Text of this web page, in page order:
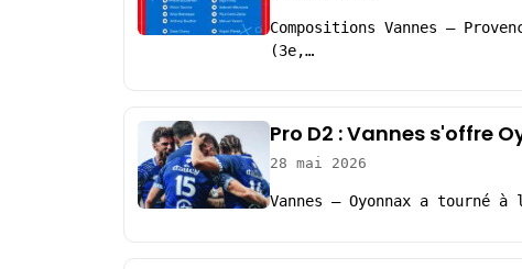
Compositions Vannes –
(3e,…
Pro D2 : Vannes s'offre
28 mai 2026
Vannes – Oyonnax a tourné